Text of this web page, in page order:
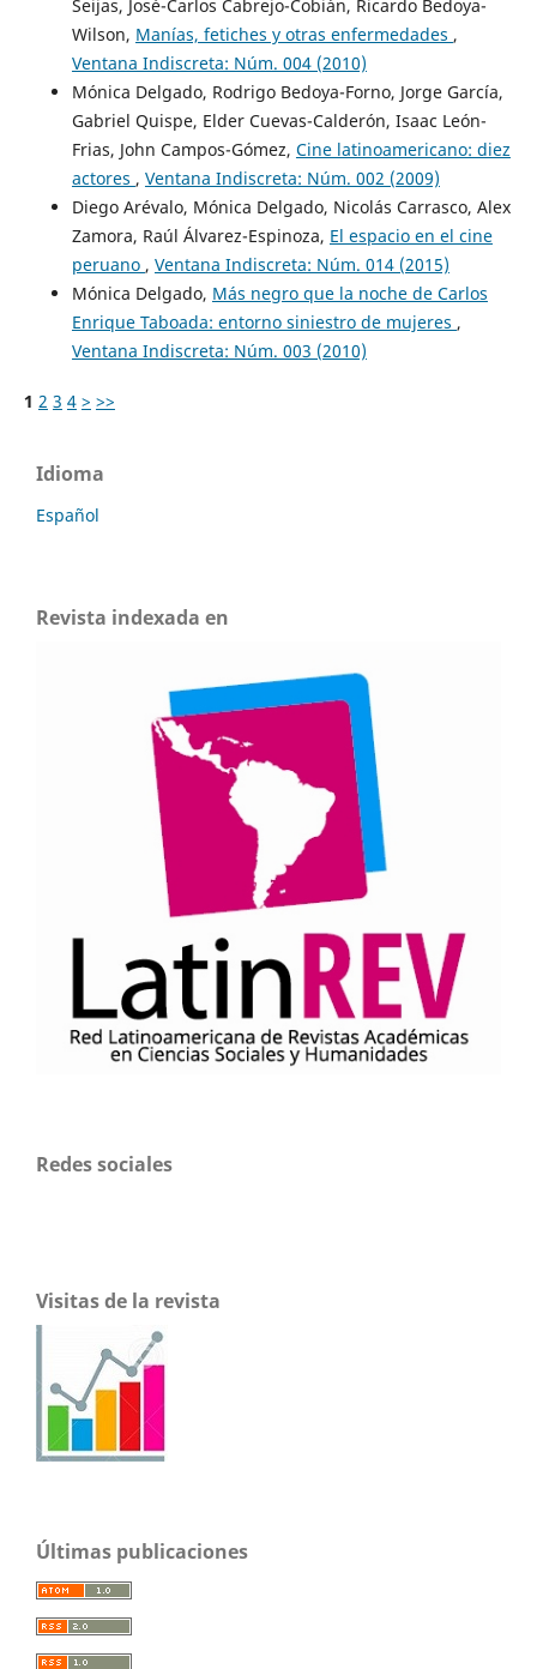
Seijas, José-Carlos Cabrejo-Cobián, Ricardo Bedoya-
Wilson, Manías, fetiches y otras enfermedades ,
Ventana Indiscreta: Núm. 004 (2010)
Mónica Delgado, Rodrigo Bedoya-Forno, Jorge García,
Gabriel Quispe, Elder Cuevas-Calderón, Isaac León-
Frias, John Campos-Gómez, Cine latinoamericano: diez
actores , Ventana Indiscreta: Núm. 002 (2009)
Diego Arévalo, Mónica Delgado, Nicolás Carrasco, Alex
Zamora, Raúl Álvarez-Espinoza, El espacio en el cine
peruano , Ventana Indiscreta: Núm. 014 (2015)
Mónica Delgado, Más negro que la noche de Carlos
Enrique Taboada: entorno siniestro de mujeres ,
Ventana Indiscreta: Núm. 003 (2010)
1 2 3 4 > >>
Idioma
Español
Revista indexada en
Redes sociales
Visitas de la revista
Últimas publicaciones